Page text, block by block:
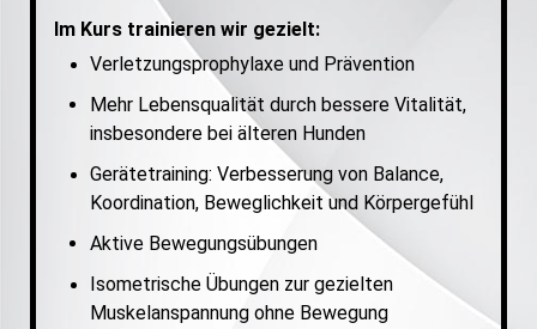
Im Kurs trainieren wir gezielt:
Verletzungsprophylaxe und Prävention
Mehr Lebensqualität durch bessere Vitalität,
insbesondere bei älteren Hunden
Gerätetraining: Verbesserung von Balance,
Koordination, Beweglichkeit und Körpergefühl
Aktive Bewegungsübungen
Isometrische Übungen zur gezielten
Muskelanspannung ohne Bewegung